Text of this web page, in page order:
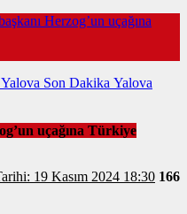
Herzog’un uçağına
Son Dakika Yalova
uçağına Türkiye
Tarihi: 19 Kasım 2024 18:30 166